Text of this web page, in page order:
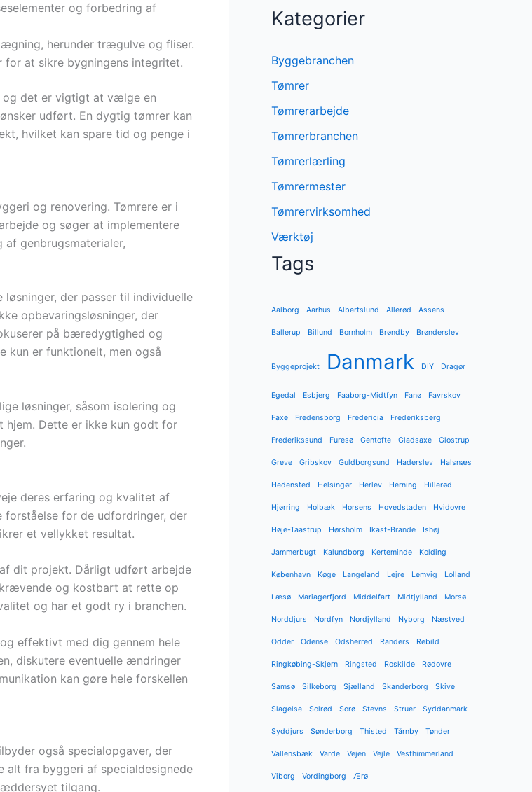
og forbedring af
herunder trægulve og fliser.
for at sikre bygningens integritet.
det er vigtigt at vælge en
udført. En dygtig tømrer kan
hvilket kan spare tid og penge i
og renovering. Tømrere er i
og søger at implementere
genbrugsmaterialer,
der passer til individuelle
opbevaringsløsninger, der
på bæredygtighed og
kun er funktionelt, men også
løsninger, såsom isolering og
hjem. Dette er ikke kun godt for
deres erfaring og kvalitet af
forståelse for de udfordringer, der
et vellykket resultat.
dit projekt. Dårligt udført arbejde
og kostbart at rette op
og har et godt ry i branchen.
effektivt med dig gennem hele
diskutere eventuelle ændringer
kan gøre hele forskellen
også specialopgaver, der
fra byggeri af specialdesignede
tilgang.
Kategorier
Byggebranchen
Tømrer
Tømrerarbejde
Tømrerbranchen
Tømrerlærling
Tømrermester
Tømrervirksomhed
Værktøj
Tags
Aalborg Aarhus Albertslund Allerød Assens
Ballerup Billund Bornholm Brøndby Brønderslev
Byggeprojekt Danmark DIY Dragør
Egedal Esbjerg Faaborg-Midtfyn Fanø Favrskov
Faxe Fredensborg Fredericia Frederiksberg
Frederikssund Furesø Gentofte Gladsaxe Glostrup
Greve Gribskov Guldborgsund Haderslev Halsnæs
Hedensted Helsingør Herlev Herning Hillerød
Hjørring Holbæk Horsens Hovedstaden Hvidovre
Høje-Taastrup Hørsholm Ikast-Brande Ishøj
Jammerbugt Kalundborg Kerteminde Kolding
København Køge Langeland Lejre Lemvig Lolland
Læsø Mariagerfjord Middelfart Midtjylland Morsø
Norddjurs Nordfyn Nordjylland Nyborg Næstved
Odder Odense Odsherred Randers Rebild
Ringkøbing-Skjern Ringsted Roskilde Rødovre
Samsø Silkeborg Sjælland Skanderborg Skive
Slagelse Solrød Sorø Stevns Struer Syddanmark
Syddjurs Sønderborg Thisted Tårnby Tønder
Vallensbæk Varde Vejen Vejle Vesthimmerland
Viborg Vordingborg Ærø